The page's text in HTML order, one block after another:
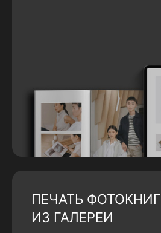
ПЕЧАТЬ ФОТОКНИГ
ИЗ ГАЛЕРЕИ